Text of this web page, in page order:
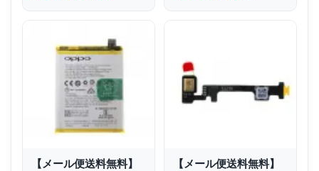
【メール便送料無料】 【メール便送料無料】